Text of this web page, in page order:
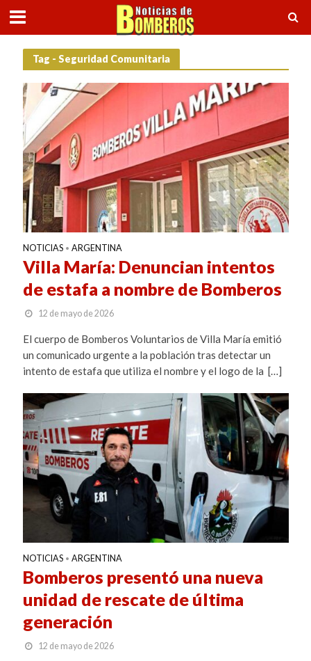
Tag - Seguridad Comunitaria
NOTICIAS • ARGENTINA
Villa María: Denuncian intentos
de estafa a nombre de Bomberos
12 de mayo de 2026
El cuerpo de Bomberos Voluntarios de Villa María emitió
un comunicado urgente a la población tras detectar un
intento de estafa que utiliza el nombre y el logo de la […]
NOTICIAS • ARGENTINA
Bomberos presentó una nueva
unidad de rescate de última
generación
12 de mayo de 2026